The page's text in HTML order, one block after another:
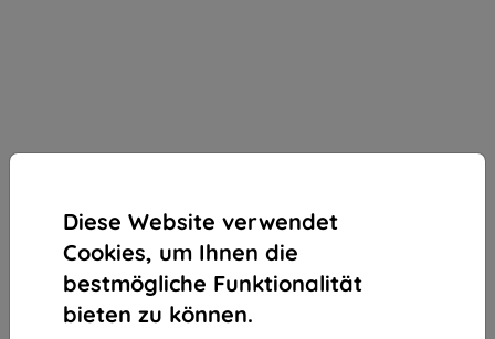
Diese Website verwendet
Cookies, um Ihnen die
bestmögliche Funktionalität
bieten zu können.